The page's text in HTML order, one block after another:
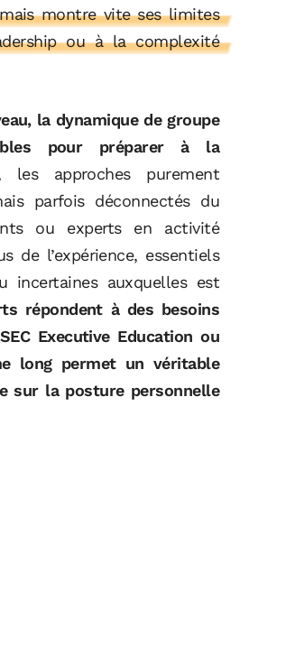
montre vite ses limites
ou à la complexité
la dynamique de groupe
pour préparer à la
approches purement
parfois déconnectés du
ou experts en activité
de l’expérience, essentiels
incertaines auxquelles est
répondent à des besoins
Executive Education ou
long permet un véritable
sur la posture personnelle